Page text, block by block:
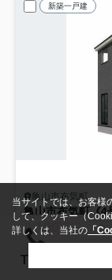
新築一戸建
亀山市布気町
亀山市布気町《4
2,190 万円 7月
- / 110.97㎡ /
関西本線「亀山
TEL お
当サイトでは、お客様
して、クッキー（
詳しくは、当社の 「